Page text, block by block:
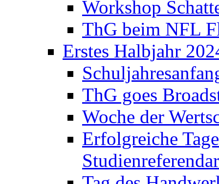
Workshop
ThG beim NFL
Erstes Halbjahr
ThG goes
Woche der
Erfolgreiche